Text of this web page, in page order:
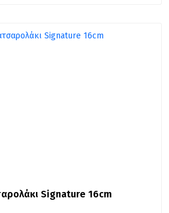
Signature 16cm